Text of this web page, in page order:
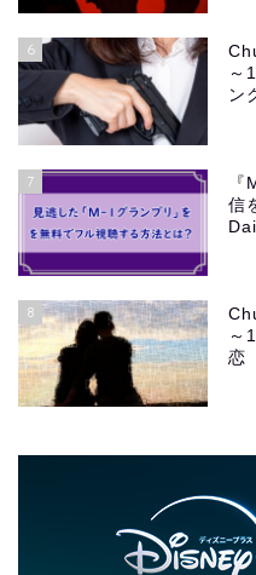
6
～
ン
7
信
8
～
恋